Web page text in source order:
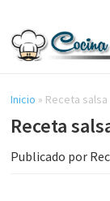
contenido
lateral
principal
Cocina
Peruana,
Recetas
de
Comida
Inicio » Receta
Receta
Publicado por